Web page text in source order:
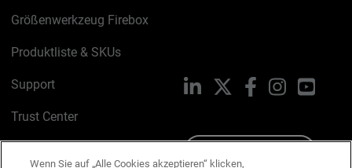
Größenwerkzeug Firebox
Produktliste & SKUs
Support
Trust Center
LinkedIn FacebookInstagram
Wenn Sie auf „Alle Cookies akzeptieren“ klicken,